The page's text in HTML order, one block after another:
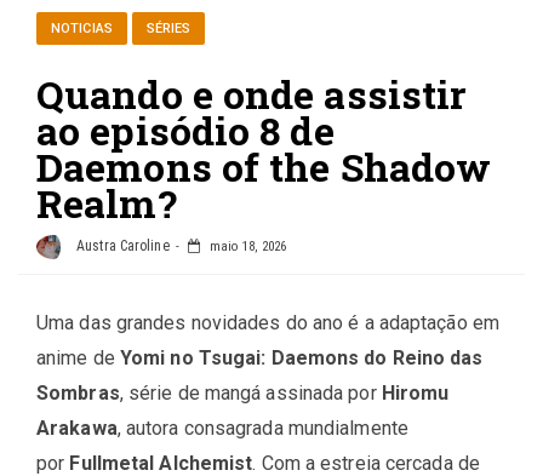
NOTICIAS SÉRIES
Quando e onde assistir
ao episódio 8 de
Daemons of the Shadow
Realm?
Austra Caroline maio 18, 2026
Uma das grandes novidades do ano é a adaptação em
anime de Yomi no Tsugai: Daemons do Reino das
Sombras, série de mangá assinada por Hiromu
Arakawa, autora consagrada mundialmente
por Fullmetal Alchemist. Com a estreia cercada de